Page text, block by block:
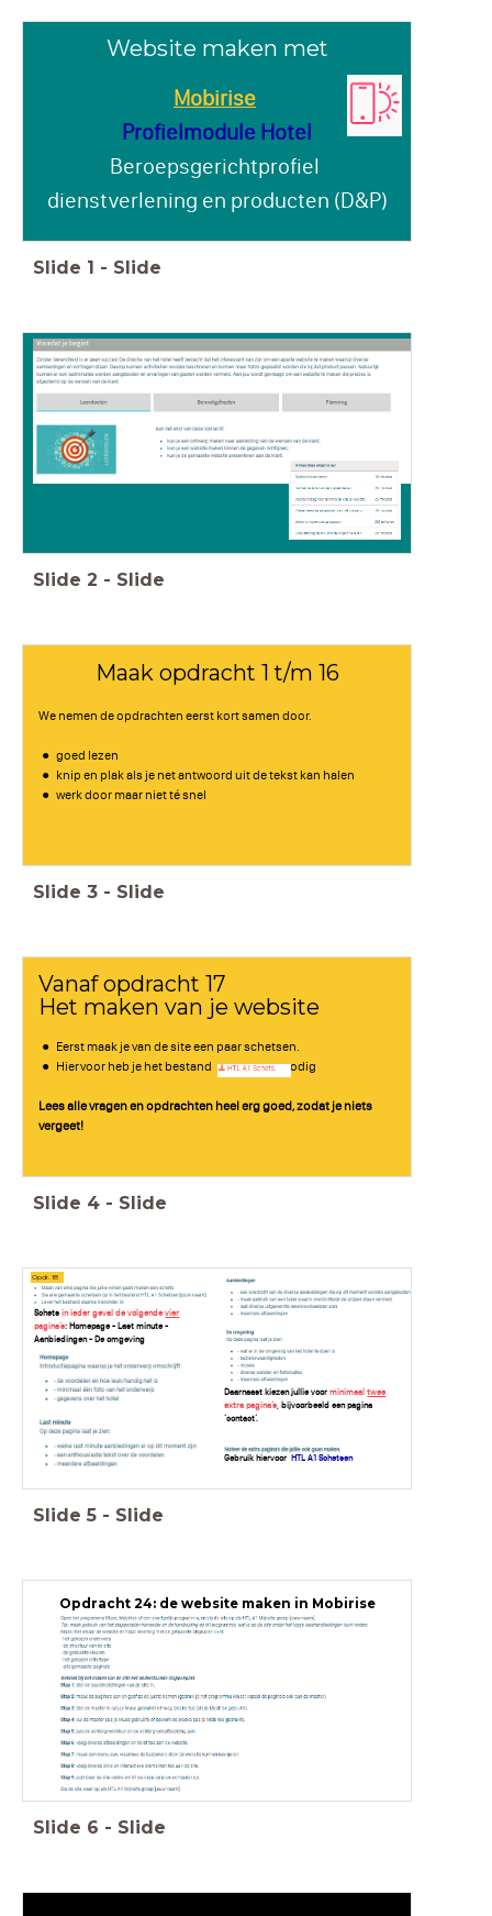
Website maken met
Mobirise
Profielmodule Hotel
Beroepsgerichtprofiel
dienstverlening en producten (D&P)
Slide 1 - Slide
Slide 2 - Slide
Maak opdracht 1 t/m 16
We nemen de opdrachten eerst kort samen door.
goed lezen
knip en plak als je net antwoord uit de tekst kan halen
werk door maar niet té snel
Slide 3 - Slide
Vanaf opdracht 17
Het maken van je website
Eerst maak je van de site een paar schetsen.
Hiervoor heb je het bestand nodig
Lees alle vragen en opdrachten heel erg goed, zodat je niets
vergeet!
Slide 4 - Slide
Schetsin ieder geval de volgendevier
pagina’s:Homepage - Last minute -
Aanbiedingen - De omgeving
Daarnaast kiezen jullie voorminimaaltwee
extra pagina’s , bijvoorbeeld een pagina
‘contact’.
Gebruik hiervoorHTL A1 Schetsen
Opdr. 18
Slide 5 - Slide
Opdracht 24: de website maken in Mobirise
Slide 6 - Slide